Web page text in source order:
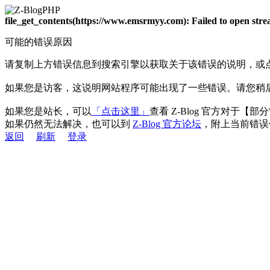
file_get_contents(https://www.emsrmyy.com): Failed to open
可能的错误原因
请复制上方错误信息到搜索引擎以获取关于该错误的说明，或
如果您是访客，这说明网站程序可能出现了一些错误。请您稍
如果您是站长，可以 「点击这里」 查看 Z-Blog 官方对于【部
如果仍然无法解决，也可以到 Z-Blog 官方论坛 ，附上当前错
返回
刷新 登录